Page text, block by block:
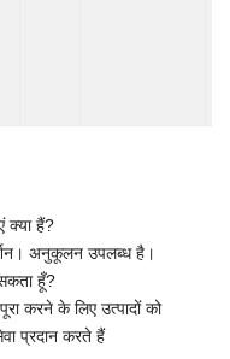
क्या हैं?
अनुकूलन उपलब्ध है।
हूँ?
करने के लिए उत्पादों को
प्रदान करते हैं